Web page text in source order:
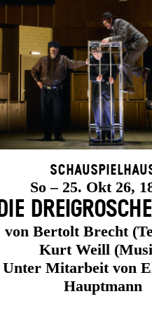
So – 25. Okt 26,
DIE
von Bertolt Brecht
Kurt Weill
Unter Mitarbeit von
Hauptmann